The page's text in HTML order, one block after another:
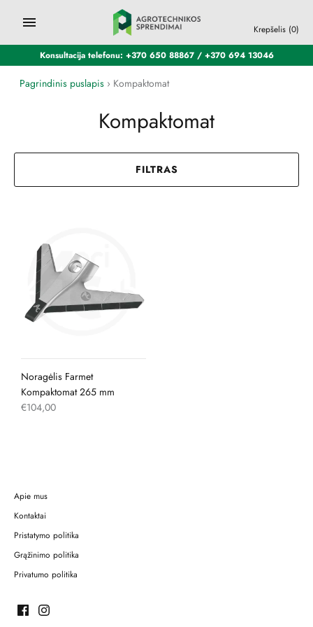
Krepšelis (0)
Konsultacija telefonu: +370 650 88867 / +370 694 13046
Pagrindinis puslapis › Kompaktomat
Kompaktomat
FILTRAS
Noragėlis Farmet
Kompaktomat 265 mm
€104,00
Apie mus
Kontaktai
Pristatymo politika
Grąžinimo politika
Privatumo politika